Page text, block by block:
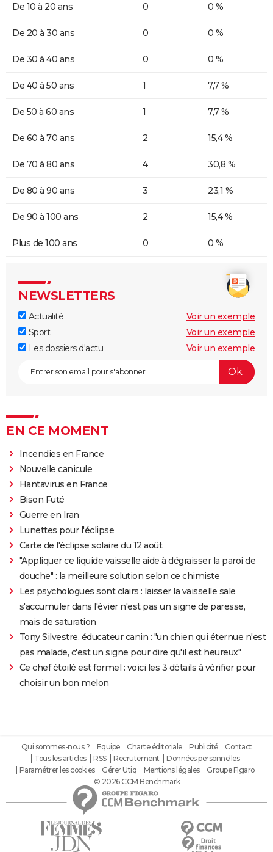
De 10 à 20 ans 0 0 %
De 20 à 30 ans 0 0 %
De 30 à 40 ans 0 0 %
De 40 à 50 ans 1 7,7 %
De 50 à 60 ans 1 7,7 %
De 60 à 70 ans 2 15,4 %
De 70 à 80 ans 4 30,8 %
De 80 à 90 ans 3 23,1 %
De 90 à 100 ans 2 15,4 %
Plus de 100 ans 0 0 %
NEWSLETTERS
Actualité
Voir un exemple
Sport
Voir un exemple
Les dossiers d'actu
Voir un exemple
EN CE MOMENT
Incendies en France
Nouvelle canicule
Hantavirus en France
Bison Futé
Guerre en Iran
Lunettes pour l'éclipse
Carte de l'éclipse solaire du 12 août
"Appliquer ce liquide vaisselle aide à dégraisser la paroi de
douche" : la meilleure solution selon ce chimiste
Les psychologues sont clairs : laisser la vaisselle sale
s'accumuler dans l'évier n'est pas un signe de paresse,
mais de saturation
Tony Silvestre, éducateur canin : "un chien qui éternue n'est
pas malade, c'est un signe pour dire qu'il est heureux"
Ce chef étoilé est formel : voici les 3 détails à vérifier pour
choisir un bon melon
Qui sommes-nous ? Equipe Charte éditoriale Publicité
Contact
Tous les articles
RSS Recrutement
Données personnelles
Paramétrer les cookies
Gérer Utiq Mentions légales
Groupe Figaro
© 2026 CCM Benchmark